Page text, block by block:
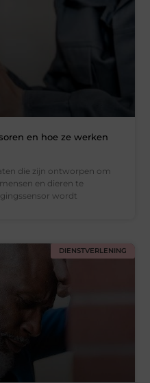
en hoe ze werken
die zijn ontworpen om
en dieren te
wordt
DIENSTVERLENING